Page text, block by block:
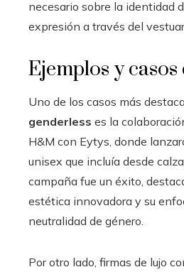
necesario sobre la identidad
expresión a través del
Ejemplos y casos
Uno de los casos más
genderless es la
H&M con Eytys, donde
unisex que incluía desde
campaña fue un éxito,
estética innovadora y su
neutralidad de género.
Por otro lado, firmas de lujo